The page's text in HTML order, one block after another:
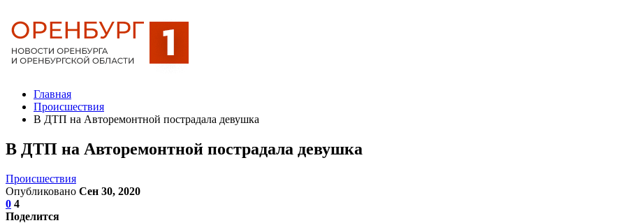
Главная
Происшествия
В ДТП на Авторемонтной пострадала девушка
В ДТП на Авторемонтной пострадала девушка
Происшествия
Опубликовано Сен 30, 2020
0 4
Поделится